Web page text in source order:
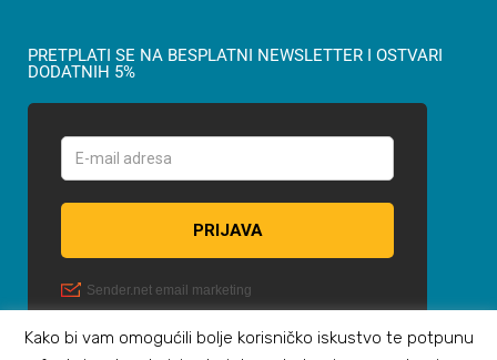
PRETPLATI SE NA BESPLATNI NEWSLETTER I OSTVARI
DODATNIH 5%
Kako bi vam omogućili bolje korisničko iskustvo te potpunu